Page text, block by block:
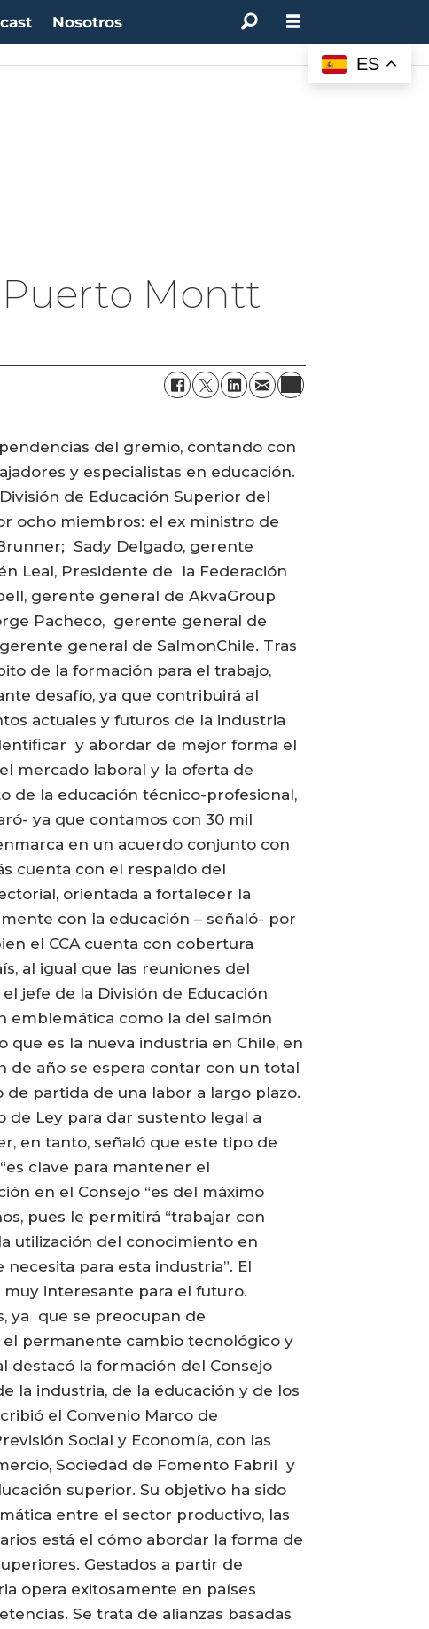
Nosotros
Puerto Montt
del gremio, contando con
y especialistas en educación.
de Educación Superior del
ocho miembros: el ex ministro de
Sady Delgado, gerente
Leal, Presidente de la Federación
gerente general de AkvaGroup
Pacheco, gerente general de
general de SalmonChile. Tras
de la formación para el trabajo,
desafío, ya que contribuirá al
actuales y futuros de la industria
y abordar de mejor forma el
mercado laboral y la oferta de
de la educación técnico-profesional,
ya que contamos con 30 mil
en un acuerdo conjunto con
cuenta con el respaldo del
orientada a fortalecer la
con la educación – señaló- por
el CCA cuenta con cobertura
al igual que las reuniones del
jefe de la División de Educación
emblemática como la del salmón
que es la nueva industria en Chile, en
de año se espera contar con un total
partida de una labor a largo plazo.
Ley para dar sustento legal a
en tanto, señaló que este tipo de
clave para mantener el
en el Consejo “es del máximo
pues le permitirá “trabajar con
utilización del conocimiento en
para esta industria”. El
muy interesante para el futuro.
ya que se preocupan de
permanente cambio tecnológico y
destacó la formación del Consejo
la industria, de la educación y de los
el Convenio Marco de
Social y Economía, con las
Sociedad de Fomento Fabril y
superior. Su objetivo ha sido
entre el sector productivo, las
está el cómo abordar la forma de
Gestados a partir de
opera exitosamente en países
Se trata de alianzas basadas
ES
Bitcoin: $64.600,08